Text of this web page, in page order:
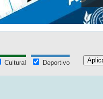
Cultural Deportivo